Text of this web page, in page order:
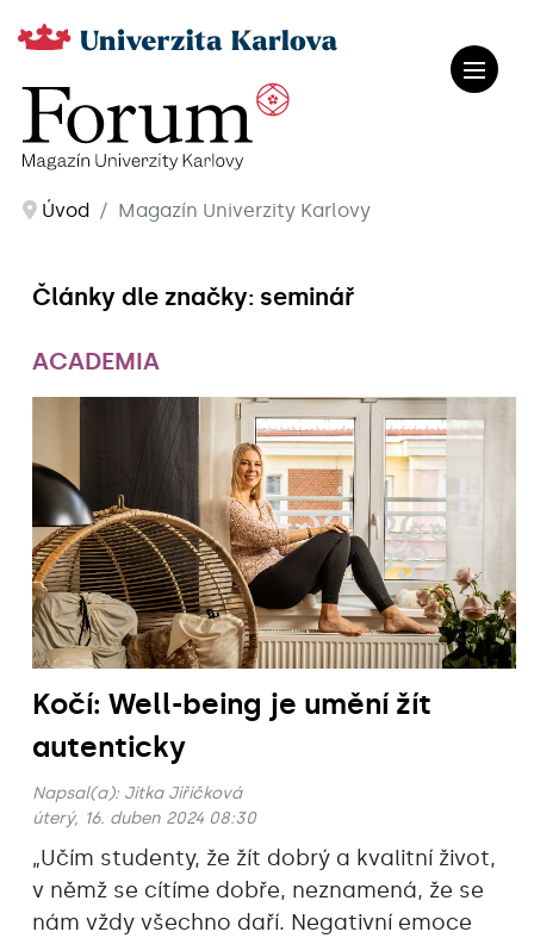
Úvod Magazín Univerzity Karlovy
Články dle značky: seminář
ACADEMIA
Kočí: Well-being je umění žít
autenticky
Napsal(a): Jitka Jiřičková
úterý, 16. duben 2024 08:30
„Učím studenty, že žít dobrý a kvalitní život,
v němž se cítíme dobře, neznamená, že se
nám vždy všechno daří. Negativní emoce